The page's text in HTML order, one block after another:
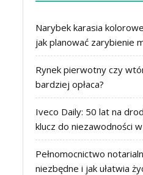
Narybek karasia
jak planować zarybienie
Rynek pierwotny czy
bardziej opłaca?
Iveco Daily: 50 lat na
klucz do niezawodności
Pełnomocnictwo
niezbędne i jak ułatwia